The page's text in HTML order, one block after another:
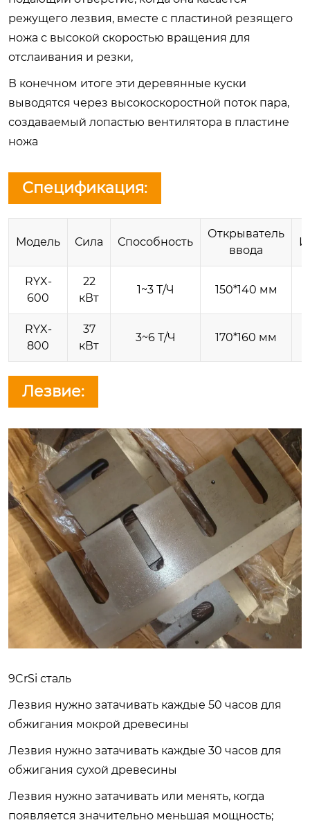
режущего лезвия, вместе с пластиной резящего
ножа с высокой скоростью вращения для
отслаивания и резки,
В конечном итоге эти деревянные куски
выводятся через высокоскоростной поток пара,
создаваемый лопастью вентилятора в пластине
ножа
Спецификация:
Модель Сила Способность
Открыватель
ввода
RYX-
600
22
кВт
1~3 Т/Ч 150*140 мм
RYX-
800
37
кВт
3~6 Т/Ч 170*160 мм
Лезвие:
9CrSi сталь
Лезвия нужно затачивать каждые 50 часов для
обжигания мокрой древесины
Лезвия нужно затачивать каждые 30 часов для
обжигания сухой древесины
Лезвия нужно затачивать или менять, когда
появляется значительно меньшая мощность;